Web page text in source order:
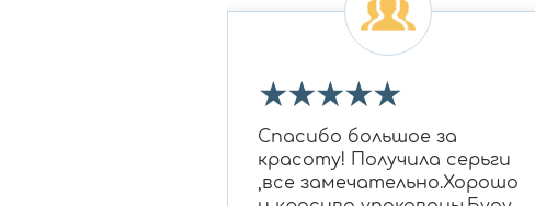
★★★★★
Спасибо большое за
красоту! Получила серьги
,все замечательно.Хорошо